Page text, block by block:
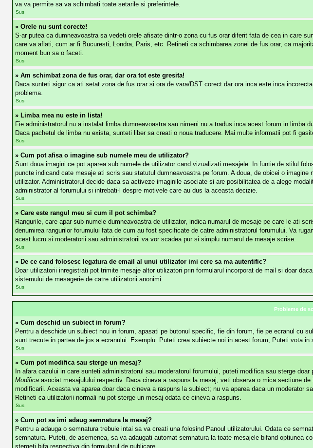
va va permite sa va schimbati toate setarile si preferintele.
Sus
» Orele nu sunt corecte!
S-ar putea ca dumneavoastra sa vedeti orele afisate dintr-o zona cu fus orar diferit fata de cea in care
care va aflati, cum ar fi Bucuresti, Londra, Paris, etc. Retineti ca schimbarea zonei de fus orar, ca
moment bun sa o faceti.
Sus
» Am schimbat zona de fus orar, dar ora tot este gresita!
Daca sunteti sigur ca ati setat zona de fus orar si ora de vara/DST corect dar ora inca este inca
problema.
Sus
» Limba mea nu este in lista!
Fie administratorul nu a instalat limba dumneavoastra sau nimeni nu a tradus inca acest forum in
Daca pachetul de limba nu exista, sunteti liber sa creati o noua traducere. Mai multe informatii pot fi
Sus
» Cum pot afisa o imagine sub numele meu de utilizator?
Sunt doua imagini ce pot aparea sub numele de utilizator cand vizualizati mesajele. In funtie de stilul
puncte indicand cate mesaje ati scris sau statutul dumneavoastra pe forum. A doua, de obicei o
utilizator. Administratorul decide daca sa activeze imaginile asociate si are posibilitatea de a alege
administrator al forumului si intrebati-l despre motivele care au dus la aceasta decizie.
Sus
» Care este rangul meu si cum il pot schimba?
Rangurile, care apar sub numele dumneavoastra de utilizator, indica numarul de mesaje pe care le-ati
denumirea rangurilor forumului fata de cum au fost specificate de catre administratorul forumului. Va
acest lucru si moderatorii sau administratorii va vor scadea pur si simplu numarul de mesaje scrise.
Sus
» De ce cand folosesc legatura de email al unui utilizator imi cere sa ma autentific?
Doar utilizatorii inregistrati pot trimite mesaje altor utilizatori prin formularul incorporat de mail si doar
sistemului de mesagerie de catre utilizatorii anonimi.
Sus
Probleme de
» Cum deschid un subiect in forum?
Pentru a deschide un subiect nou in forum, apasati pe butonul specific, fie din forum, fie pe ecranul cu
sunt trecute in partea de jos a ecranului. Exemplu: Puteti crea subiecte noi in acest forum, Puteti vota in
Sus
» Cum pot modifica sau sterge un mesaj?
In afara cazului in care sunteti administratorul sau moderatorul forumului, puteti modifica sau sterge
Modifica asociat mesajulului respectiv. Daca cineva a raspuns la mesaj, veti observa o mica sectiune
modificarii. Aceasta va aparea doar daca cineva a raspuns la subiect; nu va aparea daca un
Retineti ca utilizatorii normali nu pot sterge un mesaj odata ce cineva a raspuns.
Sus
» Cum pot sa imi adaug semnatura la mesaj?
Pentru a adauga o semnatura trebuie intai sa va creati una folosind Panoul utilizatorului. Odata ce
semnatura. Puteti, de asemenea, sa va adaugati automat semnatura la toate mesajele bifand optiunea
stergeti bifa respectiva din formularul de publicare.